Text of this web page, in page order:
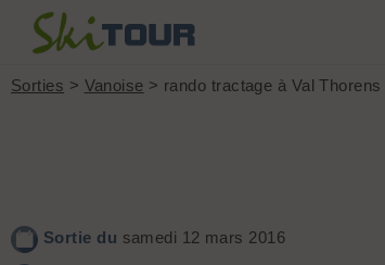
Sorties > Vanoise > rando tractage à Val Thorens
Sortie du samedi 12 mars 2016